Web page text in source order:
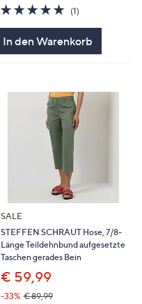
5.0
von
(1)1
In den Warenkorb
SALE
STEFFEN SCHRAUT Hose, 7/8-
Länge Teildehnbund aufgesetzte
Taschen gerades Bein
€ 59,99
-33% € 89,99